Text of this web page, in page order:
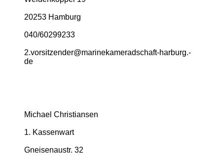
20253 Hamburg
040/60299233
2.­vorsitzender@­marinekameradschaft-­harburg.­
de
Michael Christiansen
1. Kassenwart
Gneisenaustr. 32